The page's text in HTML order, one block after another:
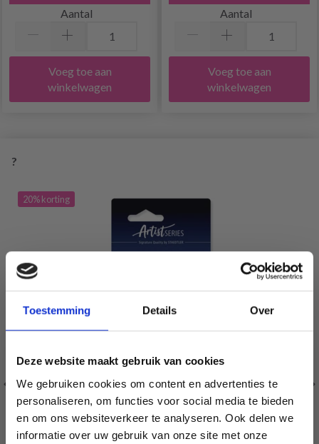
Toestemming Details Over
Deze website maakt gebruik van cookies
We gebruiken cookies om content en advertenties te
personaliseren, om functies voor social media te bieden
en om ons websiteverkeer te analyseren. Ook delen we
informatie over uw gebruik van onze site met onze
Aantal
Voeg toe aan
winkelwagen
Aantal
Voeg toe aan
winkelwagen
?
20% korting